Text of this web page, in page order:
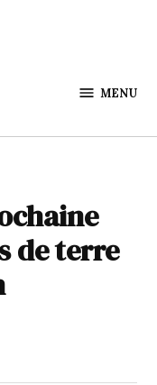
MENU
de terre